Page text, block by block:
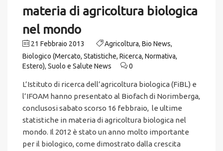
materia di agricoltura biologica
nel mondo
21 Febbraio 2013 Agricoltura, Bio News,
Biologico (Mercato, Statistiche, Ricerca, Normativa,
Estero), Suolo e Salute News 0
L’Istituto di ricerca dell’agricoltura biologica (FiBL) e
l’IFOAM hanno presentato al Biofach di Norimberga,
conclusosi sabato scorso 16 febbraio, le ultime
statistiche in materia di agricoltura biologica nel
mondo. Il 2012 è stato un anno molto importante
per il biologico, come dimostrato dalla crescita